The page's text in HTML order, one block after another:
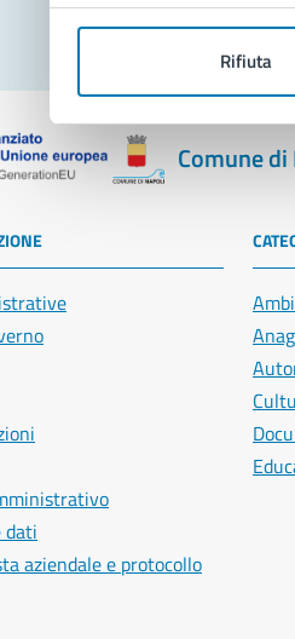
Rifiuta
Comune
dati
aziendale e protocollo